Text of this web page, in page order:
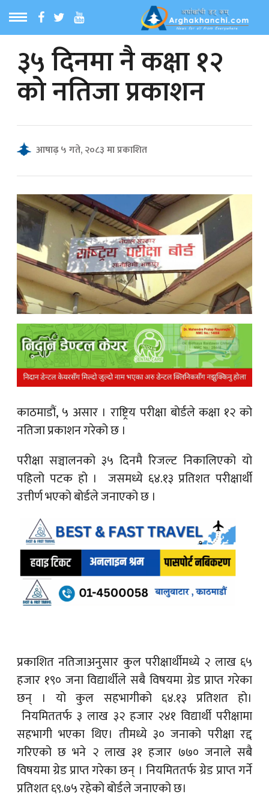
MENU
समाचार
समाचार
समाचार
News
३५ दिनमा नै कक्षा १२
को नतिजा प्रकाशन
आषाढ़ ५ गते, २०८३ मा प्रकाशित
काठमाडौं, ५ असार । राष्ट्रिय परीक्षा बोर्डले कक्षा १२ को
नतिजा प्रकाशन गरेको छ ।
परीक्षा सञ्चालनको ३५ दिनमै रिजल्ट निकालिएको यो
पहिलो पटक हो । जसमध्ये ६४.१३ प्रतिशत परीक्षार्थी
उत्तीर्ण भएको बोर्डले जनाएको छ ।
प्रकाशित नतिजाअनुसार कुल परीक्षार्थीमध्ये २ लाख ६५
हजार १९० जना विद्यार्थीले सबै विषयमा ग्रेड प्राप्त गरेका
छन् । यो कुल सहभागीको ६४.१३ प्रतिशत हो।
नियमिततर्फ ३ लाख ३२ हजार २४१ विद्यार्थी परीक्षामा
सहभागी भएका थिए। तीमध्ये ३० जनाको परीक्षा रद्द
गरिएको छ भने २ लाख ३१ हजार ७७० जनाले सबै
विषयमा ग्रेड प्राप्त गरेका छन् । नियमिततर्फ ग्रेड प्राप्त गर्ने
प्रतिशत ६९.७५ रहेको बोर्डले जनाएको छ।